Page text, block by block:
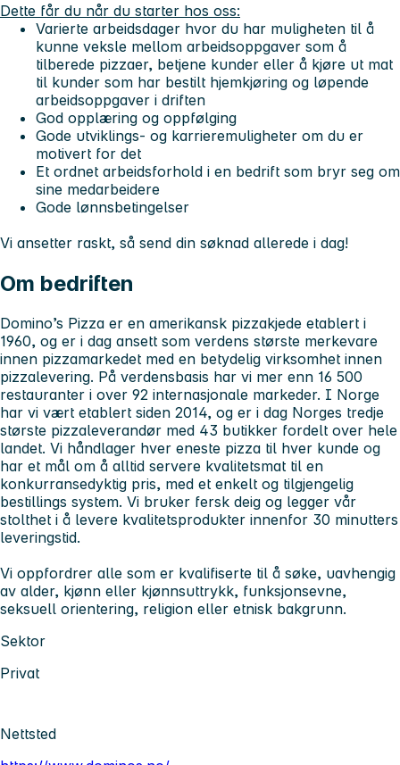
Dette får du når du starter hos oss:
Varierte arbeidsdager hvor du har muligheten til å
kunne veksle mellom arbeidsoppgaver som å
tilberede pizzaer, betjene kunder eller å kjøre ut mat
til kunder som har bestilt hjemkjøring og løpende
arbeidsoppgaver i driften
God opplæring og oppfølging
Gode utviklings- og karrieremuligheter om du er
motivert for det
Et ordnet arbeidsforhold i en bedrift som bryr seg om
sine medarbeidere
Gode lønnsbetingelser
Vi ansetter raskt, så send din søknad allerede i dag!
Om bedriften
Domino’s Pizza er en amerikansk pizzakjede etablert i
1960, og er i dag ansett som verdens største merkevare
innen pizzamarkedet med en betydelig virksomhet innen
pizzalevering. På verdensbasis har vi mer enn 16 500
restauranter i over 92 internasjonale markeder. I Norge
har vi vært etablert siden 2014, og er i dag Norges tredje
største pizzaleverandør med 43 butikker fordelt over hele
landet. Vi håndlager hver eneste pizza til hver kunde og
har et mål om å alltid servere kvalitetsmat til en
konkurransedyktig pris, med et enkelt og tilgjengelig
bestillings system. Vi bruker fersk deig og legger vår
stolthet i å levere kvalitetsprodukter innenfor 30 minutters
leveringstid.
Vi oppfordrer alle som er kvalifiserte til å søke, uavhengig
av alder, kjønn eller kjønnsuttrykk, funksjonsevne,
seksuell orientering, religion eller etnisk bakgrunn.
Sektor
Privat
Nettsted